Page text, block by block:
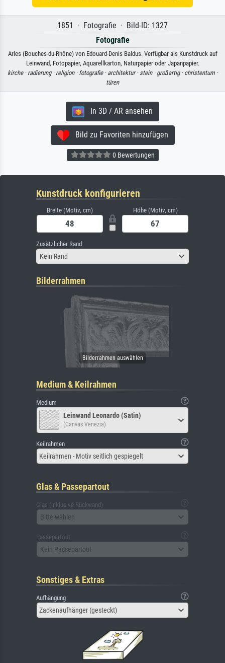
1851 · Fotografie · Bild-ID: 1327
Fotografie
Arles (Bouches-du-Rhône) von Edouard-Denis Baldus. Verfügbar als Kunstdruck auf
Leinwand, Fotopapier, Aquarellkarton, Naturpapier oder Japanpapier.
kirche · radierung · religion · fotografie · architektur · stein · großartig · christentum ·
türen
In 3D / AR ansehen
Bild zu Favoriten hinzufügen
0 Bewertungen
Kunstdruck konfigurieren
Breite (Motiv, cm) Höhe (Motiv, cm)
Zusätzlicher Rand
Kein Rand
Bilderrahmen
Medium & Keilrahmen
Medium
Leinwand Leonardo (Satin)
(Canvas Venezia)
Keilrahmen
Keilrahmen - Motiv seitlich gespiegelt
Glas & Passepartout
Glas (inklusive Rückwand)
Bitte wählen
Passepartout
Kein Passepartout
Sonstiges & Extras
Aufhängung
Zackenaufhänger (gesteckt)